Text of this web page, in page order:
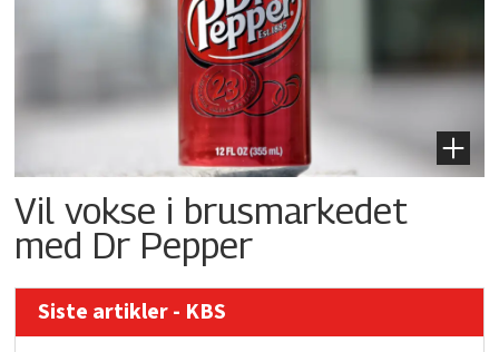
Vil vokse i brusmarkedet
med Dr Pepper
Siste artikler - KBS